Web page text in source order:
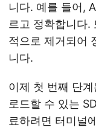
니다. 예를 들어,
르고 정확합니다.
적으로 제거되어
니다.
이제 첫 번째 단계
로드할 수 있는
료하려면 터미널